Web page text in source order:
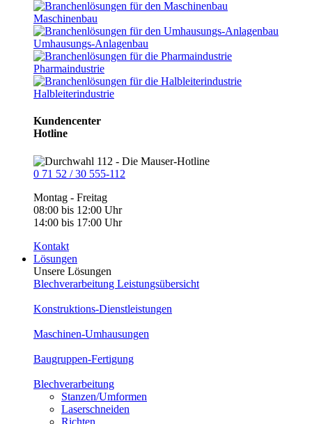
Maschinenbau
Umhausungs-Anlagenbau
Pharmaindustrie
Halbleiterindustrie
Kundencenter
Hotline
0 71 52 / 30 555-112
Montag - Freitag
08:00 bis 12:00 Uhr
14:00 bis 17:00 Uhr
Kontakt
Lösungen
Unsere Lösungen
Blechverarbeitung Leistungsübersicht
Konstruktions-Dienstleistungen
Maschinen-Umhausungen
Baugruppen-Fertigung
Blechverarbeitung
Stanzen/Umformen
Laserschneiden
Richten